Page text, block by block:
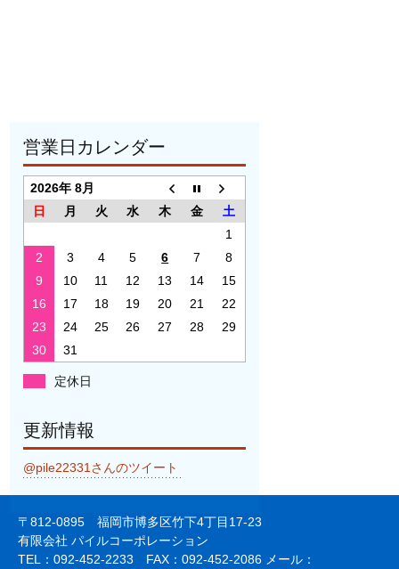
営業日カレンダー
2026年 8月
日
月 火 水 木 金
土
1
2
3 4 5 6 7
8
9
10 11 12 13 14
15
16
17 18 19 20 21
22
23
24 25 26 27 28
29
30
31
定休日
更新情報
@pile22331さんのツイート
〒812-0895 福岡市博多区竹下4丁目17-23
有限会社 パイルコーポレーション
TEL：092-452-2233 FAX：092-452-2086 メール：